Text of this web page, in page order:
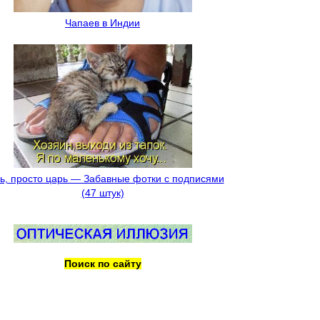
Чапаев в Индии
просто царь — Забавные фотки с подписями
(47 штук)
Поиск по сайту